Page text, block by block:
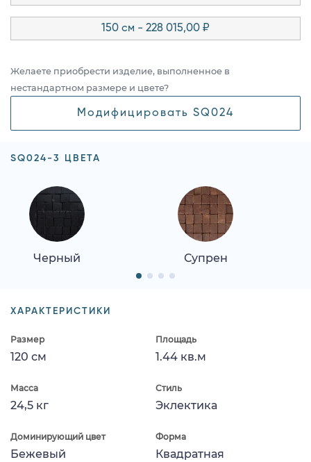
150 см - 228 015,00 ₽
Желаете приобрести изделие, выполненное в
нестандартном размере и цвете?
Модифицировать SQ024
SQ024-3 ЦВЕТА
Черный Супрен
ХАРАКТЕРИСТИКИ
Размер
120 см
Площадь
1.44 кв.м
Масса
24,5 кг
Стиль
Эклектика
Доминирующий цвет
Бежевый
Форма
Квадратная